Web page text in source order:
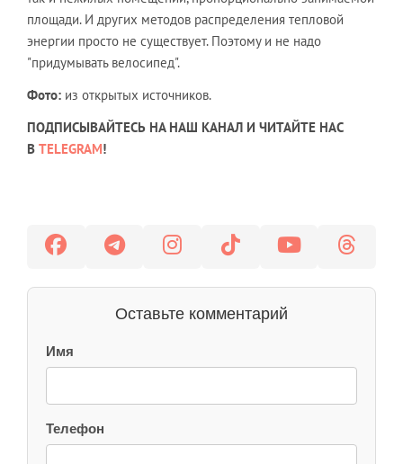
площади. И других методов распределения тепловой
энергии просто не существует. Поэтому и не надо
"придумывать велосипед".
Фото: из открытых источников.
ПОДПИСЫВАЙТЕСЬ НА НАШ КАНАЛ И ЧИТАЙТЕ НАС
В TELEGRAM!
Оставьте комментарий
Имя
Телефон